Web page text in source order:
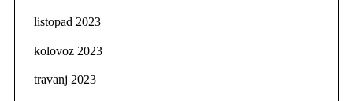
listopad 2023
kolovoz 2023
travanj 2023